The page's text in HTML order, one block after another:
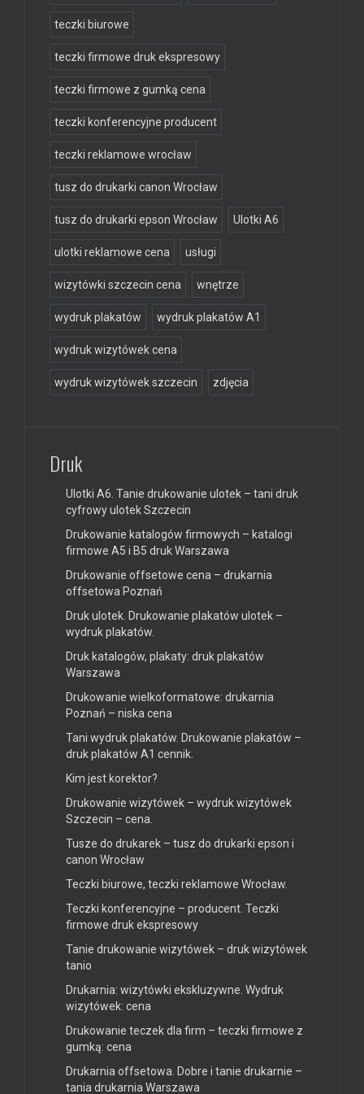
teczki biurowe
teczki firmowe druk ekspresowy
teczki firmowe z gumką cena
teczki konferencyjne producent
teczki reklamowe wrocław
tusz do drukarki canon Wrocław
tusz do drukarki epson Wrocław Ulotki A6
ulotki reklamowe cena usługi
wizytówki szczecin cena wnętrze
wydruk plakatów wydruk plakatów A1
wydruk wizytówek cena
wydruk wizytówek szczecin zdjęcia
Druk
Ulotki A6. Tanie drukowanie ulotek – tani druk
cyfrowy ulotek Szczecin
Drukowanie katalogów firmowych – katalogi
firmowe A5 i B5 druk Warszawa
Drukowanie offsetowe cena – drukarnia
offsetowa Poznań
Druk ulotek. Drukowanie plakatów ulotek –
wydruk plakatów.
Druk katalogów, plakaty: druk plakatów
Warszawa
Drukowanie wielkoformatowe: drukarnia
Poznań – niska cena
Tani wydruk plakatów. Drukowanie plakatów –
druk plakatów A1 cennik.
Kim jest korektor?
Drukowanie wizytówek – wydruk wizytówek
Szczecin – cena.
Tusze do drukarek – tusz do drukarki epson i
canon Wrocław
Teczki biurowe, teczki reklamowe Wrocław.
Teczki konferencyjne – producent. Teczki
firmowe druk ekspresowy
Tanie drukowanie wizytówek – druk wizytówek
tanio
Drukarnia: wizytówki ekskluzywne. Wydruk
wizytówek: cena
Drukowanie teczek dla firm – teczki firmowe z
gumką: cena
Drukarnia offsetowa. Dobre i tanie drukarnie –
tania drukarnia Warszawa